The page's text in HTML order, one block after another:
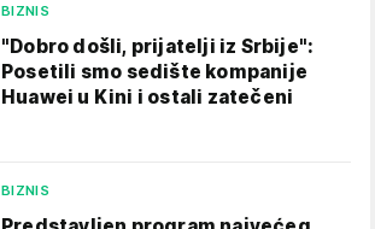
BIZNIS
"Dobro došli, prijatelji iz Srbije":
Posetili smo sedište kompanije
Huawei u Kini i ostali zatečeni
BIZNIS